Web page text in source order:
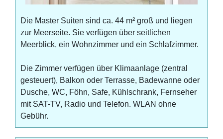
Die Master Suiten sind ca. 44 m² groß und liegen
zur Meerseite. Sie verfügen über seitlichen
Meerblick, ein Wohnzimmer und ein Schlafzimmer.
Die Zimmer verfügen über Klimaanlage (zentral
gesteuert), Balkon oder Terrasse, Badewanne oder
Dusche, WC, Föhn, Safe, Kühlschrank, Fernseher
mit SAT-TV, Radio und Telefon. WLAN ohne
Gebühr.